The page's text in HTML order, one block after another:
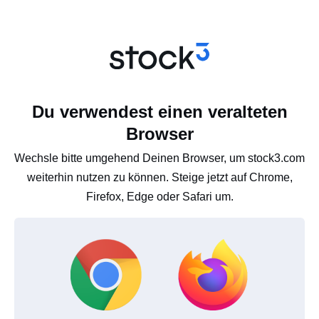
Du verwendest einen veralteten
Browser
Wechsle bitte umgehend Deinen Browser, um stock3.com
weiterhin nutzen zu können. Steige jetzt auf Chrome,
Firefox, Edge oder Safari um.